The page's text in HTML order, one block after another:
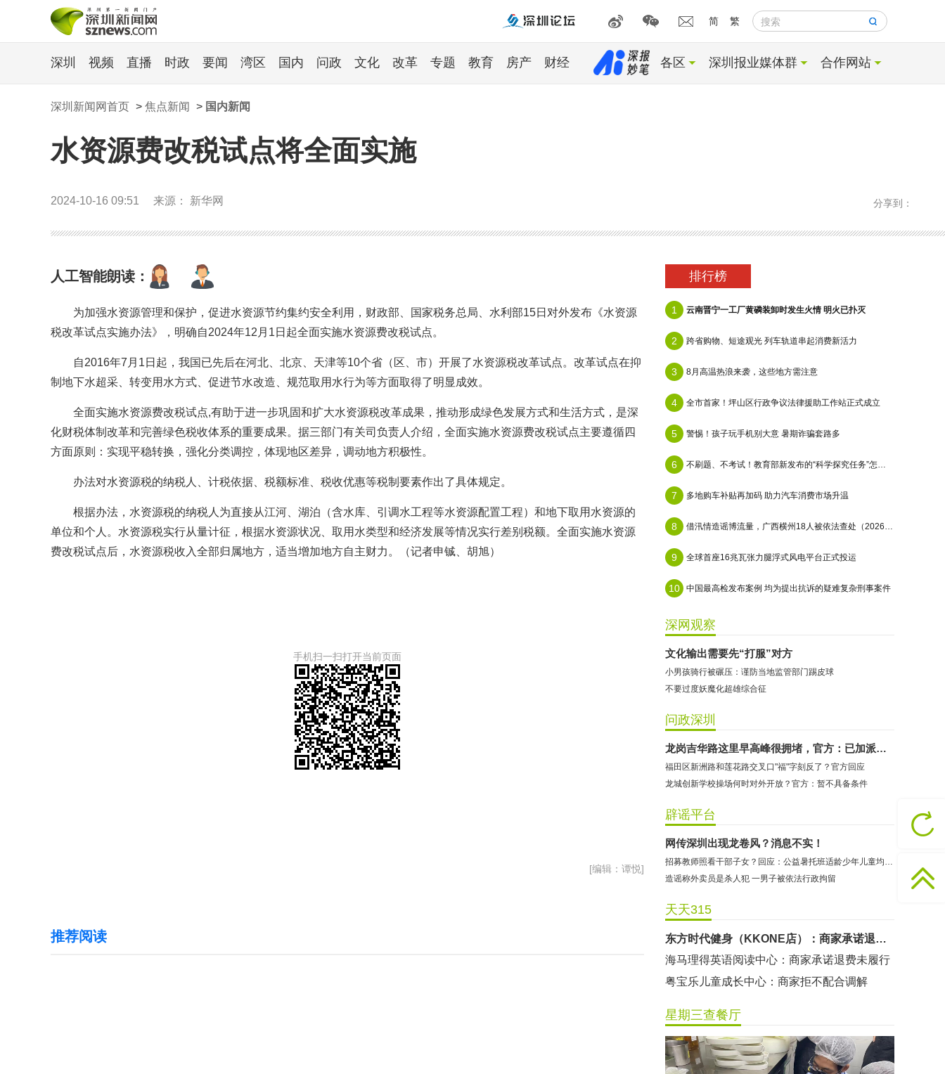
简 繁 搜索
深圳 视频 直播 时政 要闻 湾区 国内 问政 文化 改革 专题 教育 房产 财经 各区 深圳报业媒体群 合作网站
深圳新闻网首页 > 焦点新闻 > 国内新闻
水资源费改税试点将全面实施
2024-10-16 09:51 来源： 新华网 分享到：
人工智能朗读：
为加强水资源管理和保护，促进水资源节约集约安全利用，财政部、国家税务总局、水利部15日对外发布《水资源
税改革试点实施办法》，明确自2024年12月1日起全面实施水资源费改税试点。
自2016年7月1日起，我国已先后在河北、北京、天津等10个省（区、市）开展了水资源税改革试点。改革试点在抑
制地下水超采、转变用水方式、促进节水改造、规范取用水行为等方面取得了明显成效。
全面实施水资源费改税试点,有助于进一步巩固和扩大水资源税改革成果，推动形成绿色发展方式和生活方式，是深
化财税体制改革和完善绿色税收体系的重要成果。据三部门有关司负责人介绍，全面实施水资源费改税试点主要遵循四
方面原则：实现平稳转换，强化分类调控，体现地区差异，调动地方积极性。
办法对水资源税的纳税人、计税依据、税额标准、税收优惠等税制要素作出了具体规定。
根据办法，水资源税的纳税人为直接从江河、湖泊（含水库、引调水工程等水资源配置工程）和地下取用水资源的
单位和个人。水资源税实行从量计征，根据水资源状况、取用水类型和经济发展等情况实行差别税额。全面实施水资源
费改税试点后，水资源税收入全部归属地方，适当增加地方自主财力。（记者申铖、胡旭）
手机扫一扫打开当前页面
[编辑：谭悦]
推荐阅读
排行榜
1 云南晋宁一工厂黄磷装卸时发生火情 明火已扑灭
2 跨省购物、短途观光 列车轨道串起消费新活力
3 8月高温热浪来袭，这些地方需注意
4 全市首家！坪山区行政争议法律援助工作站正式成立
5 警惕！孩子玩手机别大意 暑期诈骗套路多
6 不刷题、不考试！教育部新发布的“科学探究任务”怎么做？
7 多地购车补贴再加码 助力汽车消费市场升温
8 借汛情造谣博流量，广西横州18人被依法查处（2026·08·05）
9 全球首座16兆瓦张力腿浮式风电平台正式投运
10 中国最高检发布案例 均为提出抗诉的疑难复杂刑事案件
深网观察
文化输出需要先“打服”对方
小男孩骑行被碾压：谨防当地监管部门踢皮球
不要过度妖魔化超雄综合征
问政深圳
龙岗吉华路这里早高峰很拥堵，官方：已加派警力管控
福田区新洲路和莲花路交叉口"福"字刻反了？官方回应
龙城创新学校操场何时对外开放？官方：暂不具备条件
辟谣平台
网传深圳出现龙卷风？消息不实！
招募教师照看干部子女？回应：公益暑托班适龄少年儿童均可报名
造谣称外卖员是杀人犯 一男子被依法行政拘留
天天315
哈尔特健身：商家拒不配合调解
东方时代健身（KKONE店）：商家承诺退费未履行
海马理得英语阅读中心：商家承诺退费未履行
粤宝乐儿童成长中心：商家拒不配合调解
无上悦动健身：商家停业未退费
哈尔特健身：商家拒不配合调解
星期三查餐厅